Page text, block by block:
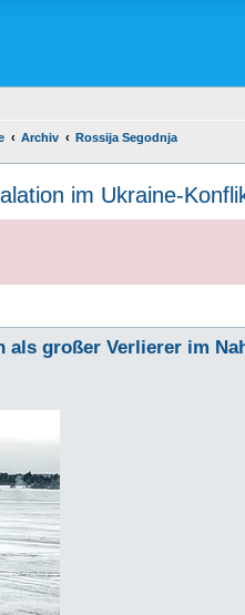
Archiv Rossija Segodnja
im Ukraine-
großer Verlierer im